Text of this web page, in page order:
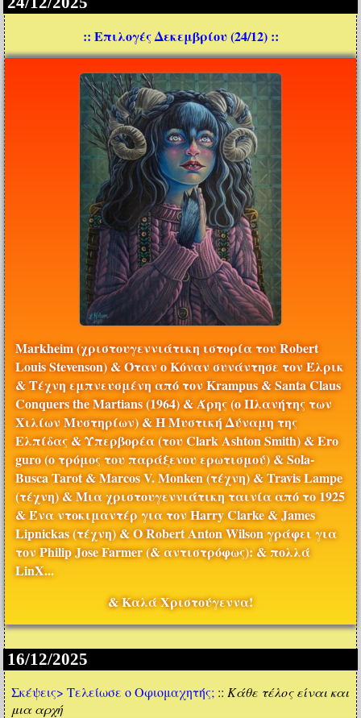
:: Επιλογές Δεκεμβρίου (24/12) ::
Markheim (χριστουγεννιάτικη ιστορία του Robert
Louis Stevenson) & Όταν ο Κόναν συνάντησε τον Έλρικ
& Τέχνη εμπνευσμένη από τον Krampus & Santa Claus
Conquers the Martians (1964) & Άρης (o Πλανήτης των
Χιλίων Μυστηρίων) & Η Μυστική Δύναμη της
Ελπίδας & Υπερβορέα (του Clark Ashton Smith) & Ero
guro (ο τρόμος του παράξενου ερωτισμού) & Sola-
Busca Tarot & Marcos V. Monken (τέχνη) & Travis Lampe
(τέχνη) & Μια χριστουγεννιάτικη ταινία από το 1925
& Ένα ντοκιμαντέρ για τον Harry Clarke & James
Lipnickas (τέχνη) & Ο Robert Anton Wilson γράφει για
τον Philip Jose Farmer (& αντιστρόφως): & πολλά
LinX...
& Καλά Χριστούγεννα!
16/12/2025
Σκέψεις> Τελείωσε ο Οφιομαχητής; :: Κάθε τέλος είναι και
μια αρχή